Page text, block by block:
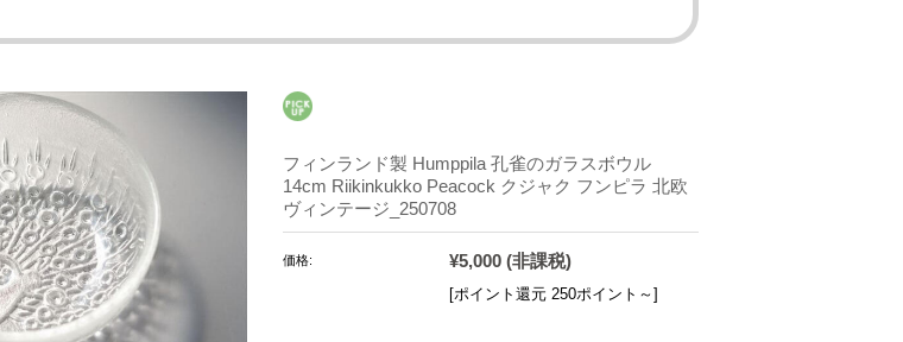
フィンランド製 Humppila 孔雀のガラスボウル
14cm Riikinkukko Peacock クジャク フンピラ 北欧
ヴィンテージ_250708
価格: ¥5,000 (非課税)
[ポイント還元 250ポイント～]